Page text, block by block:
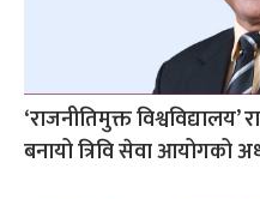
‘राजनीतिमुक्त
बनायो त्रिवि सेवा आयोगको